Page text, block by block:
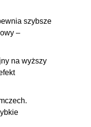
szybsze
–
na wyższy
.